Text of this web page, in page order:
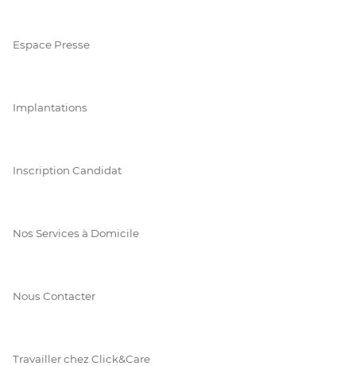
Espace Presse
Implantations
Inscription Candidat
Nos Services à Domicile
Nous Contacter
Travailler chez Click&Care